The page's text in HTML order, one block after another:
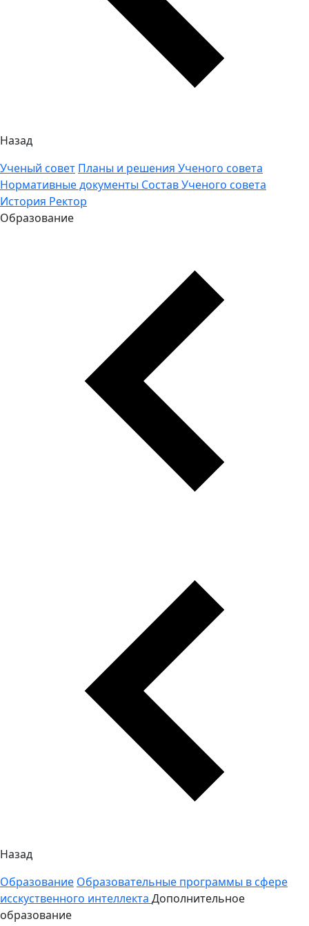
Назад
Ученый совет Планы и решения Ученого совета
Нормативные документы Состав Ученого совета
История Ректор
Образование
Назад
Образование Образовательные программы в сфере
исскуственного интеллекта Дополнительное
образование